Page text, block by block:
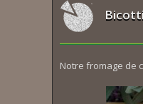
Notre fromage de